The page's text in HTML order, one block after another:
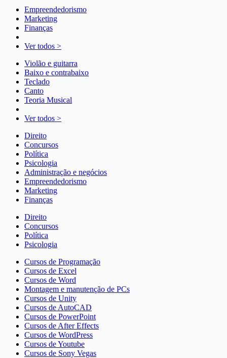
Empreendedorismo
Marketing
Finanças
Ver todos >
Violão e guitarra
Baixo e contrabaixo
Teclado
Canto
Teoria Musical
Ver todos >
Direito
Concursos
Política
Psicologia
Administração e negócios
Empreendedorismo
Marketing
Finanças
Direito
Concursos
Política
Psicologia
Cursos de Programação
Cursos de Excel
Cursos de Word
Montagem e manutenção de PCs
Cursos de Unity
Cursos de AutoCAD
Cursos de PowerPoint
Cursos de After Effects
Cursos de WordPress
Cursos de Youtube
Cursos de Sony Vegas